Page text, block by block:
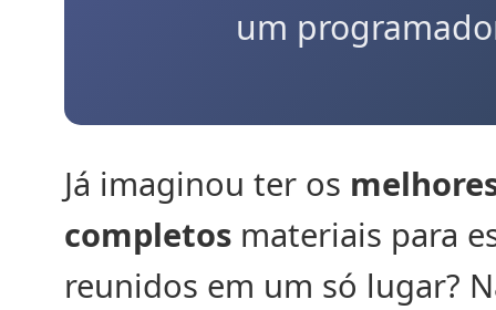
um
Já imaginou ter os
completos materiais para
reunidos em um só lugar?